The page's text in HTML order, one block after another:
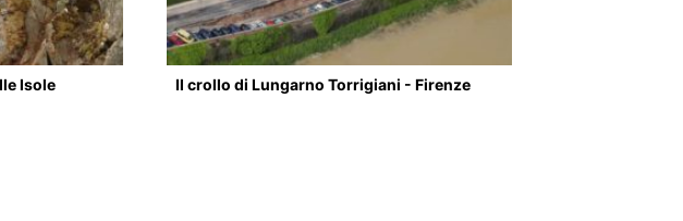
Isole
Il crollo di Lungarno Torrigiani - Firenze